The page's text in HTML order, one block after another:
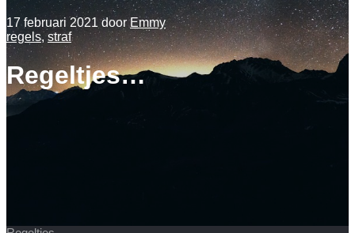
17 februari 2021 doorEmmy
regels, straf
Regeltjes…